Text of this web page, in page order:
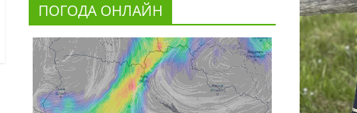
ПОГОДА ОНЛАЙН